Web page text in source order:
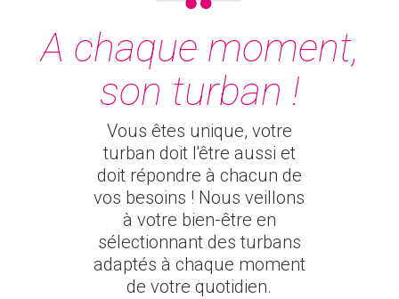
A chaque moment,
son turban !
Vous êtes unique, votre
turban doit l'être aussi et
doit répondre à chacun de
vos besoins ! Nous veillons
à votre bien-être en
sélectionnant des turbans
adaptés à chaque moment
de votre quotidien.